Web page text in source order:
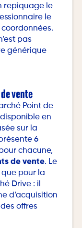
repiquage le
le
pas
générique
de vente
Point de
en
sur la
6
chacune,
de vente. Le
que pour la
Drive : il
d’acquisition
offres